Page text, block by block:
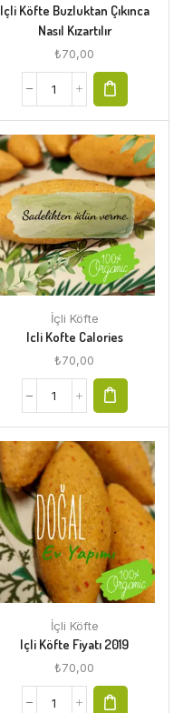
Içli Köfte Buzluktan Çıkınca
Nasıl Kızartılır
₺70,00
İçli Köfte
Icli Kofte Calories
₺70,00
İçli Köfte
Içli Köfte Fiyatı 2019
₺70,00